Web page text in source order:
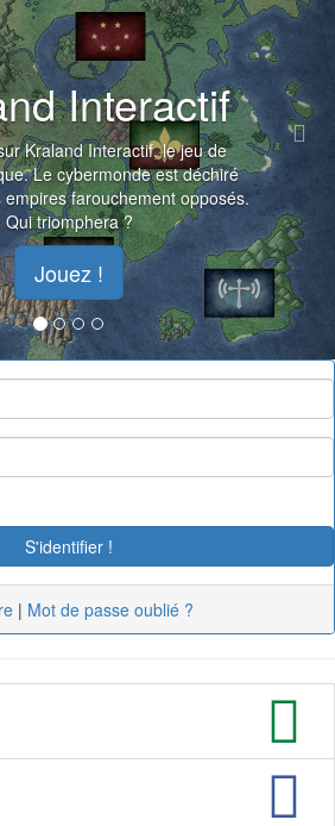
Interactif
Kraland Interactif, le jeu de
Le cybermonde est déchiré
farouchement opposés.
Qui triomphera ?
Jouez !
| Mot de passe oublié ?